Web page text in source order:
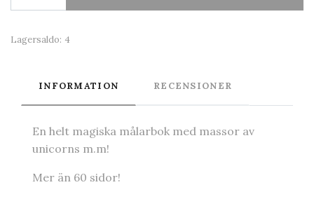
Lagersaldo: 4
INFORMATION RECENSIONER
En helt magiska målarbok med massor av
unicorns m.m!
Mer än 60 sidor!